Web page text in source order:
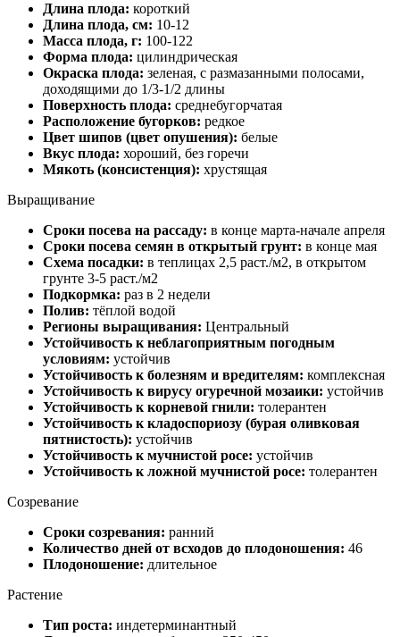
Длина плода: короткий
Длина плода, см: 10-12
Масса плода, г: 100-122
Форма плода: цилиндрическая
Окраска плода: зеленая, с размазанными полосами,
доходящими до 1/3-1/2 длины
Поверхность плода: среднебугорчатая
Расположение бугорков: редкое
Цвет шипов (цвет опушения): белые
Вкус плода: хороший, без горечи
Мякоть (консистенция): хрустящая
Выращивание
Сроки посева на рассаду: в конце марта-начале апреля
Сроки посева семян в открытый грунт: в конце мая
Схема посадки: в теплицах 2,5 раст./м2, в открытом
грунте 3-5 раст./м2
Подкормка: раз в 2 недели
Полив: тёплой водой
Регионы выращивания: Центральный
Устойчивость к неблагоприятным погодным
условиям: устойчив
Устойчивость к болезням и вредителям: комплексная
Устойчивость к вирусу огуречной мозаики: устойчив
Устойчивость к корневой гнили: толерантен
Устойчивость к кладоспориозу (бурая оливковая
пятнистость): устойчив
Устойчивость к мучнистой росе: устойчив
Устойчивость к ложной мучнистой росе: толерантен
Созревание
Сроки созревания: ранний
Количество дней от всходов до плодоношения: 46
Плодоношение: длительное
Растение
Тип роста: индетерминантный